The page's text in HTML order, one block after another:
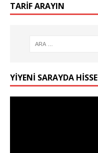
TARIF ARAYIN
YIYENI SARAYDA